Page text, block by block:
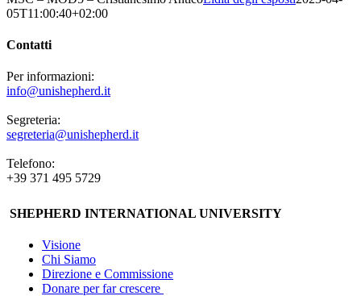
05T11:00:40+02:00
Contatti
Per informazioni:
info@unishepherd.it
Segreteria:
segreteria@unishepherd.it
Telefono:
+39 371 495 5729
SHEPHERD INTERNATIONAL UNIVERSITY
Visione
Chi Siamo
Direzione e Commissione
Donare per far crescere